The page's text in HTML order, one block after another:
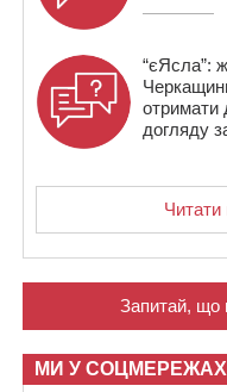
“єЯсла”:
отримати
догляду
Запитай, що
МИ У СОЦМЕРЕЖАХ